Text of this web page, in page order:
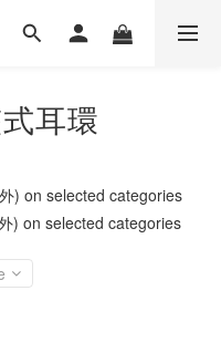
耳環
) on selected categories
) on selected categories